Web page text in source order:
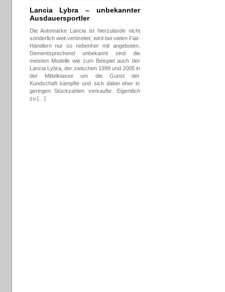
Lancia Lybra – unbekannter
Ausdauersportler
Die Automarke Lancia ist hierzulande nicht
sonderlich weit verbreitet, wird bei vielen Fiat-
Händlern nur so nebenher mit angeboten.
Dementsprechend unbekannt sind die
meisten Modelle wie zum Beispiel auch der
Lancia Lybra, der zwischen 1999 und 2005 in
der Mittelklasse um die Gunst der
Kundschaft kämpfte und sich dabei eher in
geringen Stückzahlen verkaufte. Eigentlich
zu […]